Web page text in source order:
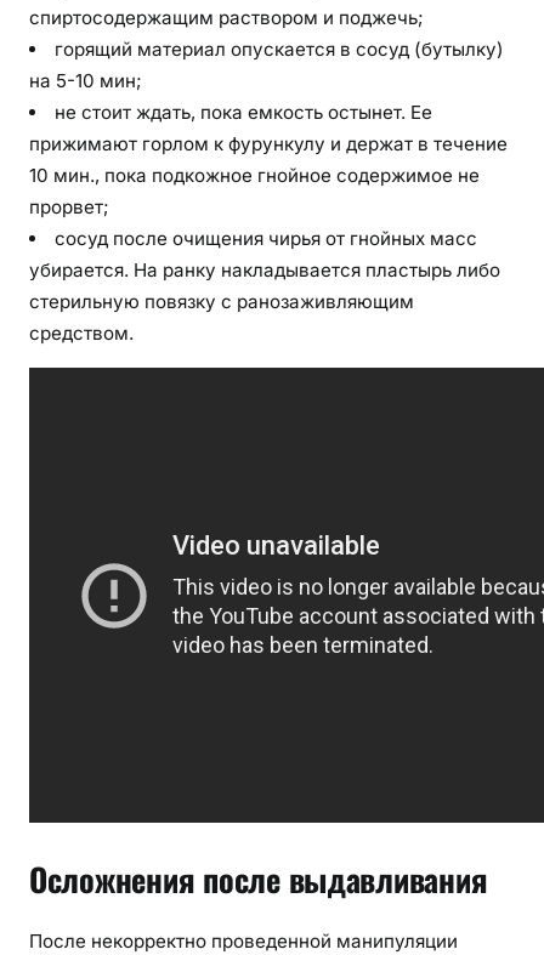
спиртосодержащим раствором и поджечь;
горящий материал опускается в сосуд (бутылку)
на 5-10 мин;
не стоит ждать, пока емкость остынет. Ее
прижимают горлом к фурункулу и держат в течение
10 мин., пока подкожное гнойное содержимое не
прорвет;
сосуд после очищения чирья от гнойных масс
убирается. На ранку накладывается пластырь либо
стерильную повязку с ранозаживляющим
средством.
Осложнения после выдавливания
После некорректно проведенной манипуляции